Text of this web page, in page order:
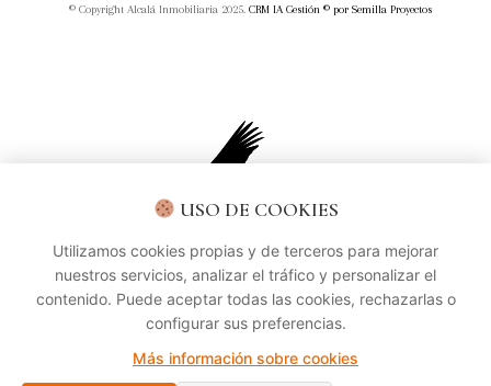
© Copyright Alcalá Inmobiliaria 2025. CRM IA Gestión ©por Semilla Proyectos
USO DE COOKIES
Utilizamos cookies propias y de terceros para mejorar
nuestros servicios, analizar el tráfico y personalizar el
contenido. Puede aceptar todas las cookies, rechazarlas o
configurar sus preferencias.
Más información sobre cookies